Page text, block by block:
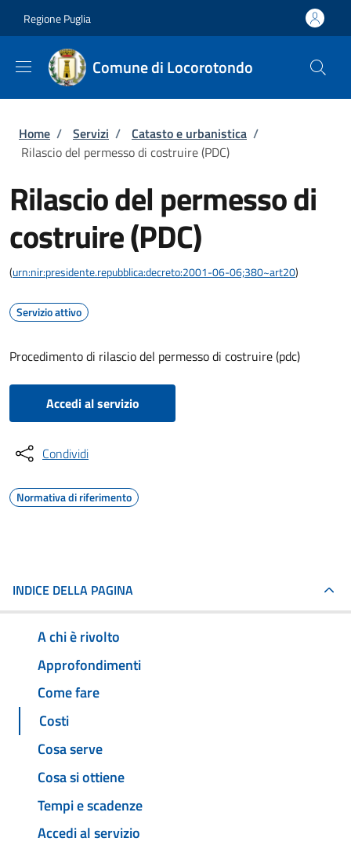
Regione Puglia
Comune di Locorotondo
Briciole di pane
Home / Servizi / Catasto e urbanistica /
Rilascio del permesso di costruire (PDC)
Rilascio del permesso di
costruire (PDC)
(urn:nir:presidente.repubblica:decreto:2001-06-06;380~art20)
Servizio attivo
Procedimento di rilascio del permesso di costruire (pdc)
Accedi al servizio
Condividi
Normativa di riferimento
INDICE DELLA PAGINA
A chi è rivolto
Approfondimenti
Come fare
Costi
Cosa serve
Cosa si ottiene
Tempi e scadenze
Accedi al servizio